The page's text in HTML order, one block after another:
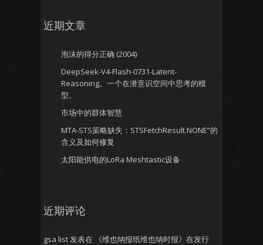
近期文章
泡沫的得分正确 (2004)
DeepSeek-V4-Flash-0731-Latent-
Reasoning。一个在潜意识空间中思考的模
型。
市场中的群体智慧
MTA-STS策略缺失：STSFetchResult.NONE”的
含义及如何修复
太阳能供电的LoRa Meshtastic设备
近期评论
gsa list发表在
《维也纳报纸维也纳时报》在发行